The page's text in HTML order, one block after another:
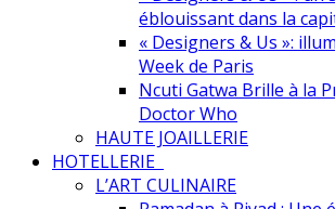
éblouissant dans la
« Designers & Us »:
Week de Paris
Ncuti Gatwa Brille à la
Doctor Who
HAUTE JOAILLERIE
HOTELLERIE
L’ART CULINAIRE